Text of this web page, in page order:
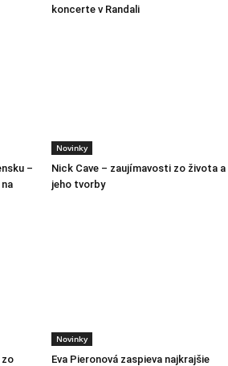
koncerte v Randali
–
Novinky
Nick Cave – zaujímavosti zo života a
jeho tvorby
zo
Novinky
Eva Pieronová zaspieva najkrajšie